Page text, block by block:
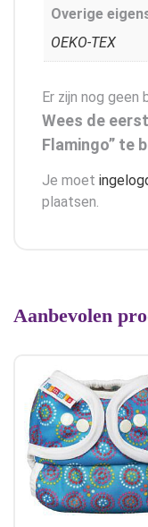
Overige
OEKO-TEX
Er zijn nog geen
Wees de
Flamingo” te
Je moet
plaatsen.
Aanbevolen